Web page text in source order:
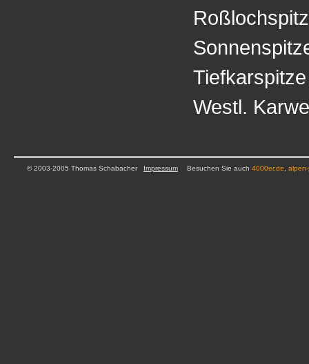
Tiefkarspitze
Westl.
© 2003-2005 Thomas Schabacher Impressum Besuchen Sie auch 4000er.de